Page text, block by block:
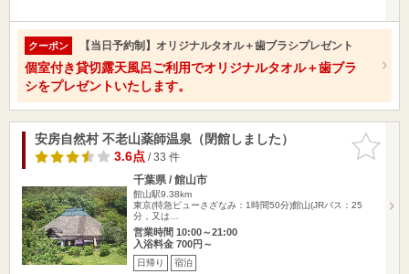
クーポン 【当日予約制】オリジナルタオル＋歯ブラシプレゼント
個室付き貸切露天風呂ご利用でオリジナルタオル＋歯ブラ
シをプレゼントいたします。
お気に入
りに追加
安房自然村 不老山薬師温泉（閉館しました）
3.6点/ 33 件
千葉県 / 館山市
館山駅9.38km
東京(特急ビューさざなみ：1時間50分)館山(JRバス：25
分，又は…
営業時間 10:00～21:00
入浴料金 700円～
日帰り 宿泊